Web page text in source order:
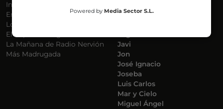
Informativos
En Ruta
Locos por la Música
El Supermadrugador
La Mañana de Radio Nervión
Más Madrugada
Endika
Javi
Jon
José Ignacio
Joseba
Luis Carlos
Mar y Cielo
Miguel Ángel
Powered by Media Sector S.L.